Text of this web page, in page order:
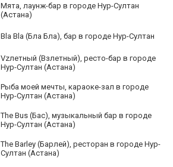
Мята, лаунж-бар в городе Нур-Султан
(Астана)
Bla Bla (Бла Бла), бар в городе Нур-Султан
Vzлетный (Взлетный), ресто-бар в городе
Нур-Султан (Астана)
Рыба моей мечты, караоке-зал в городе
Нур-Султан (Астана)
The Bus (Бас), музыкальный бар в городе
Нур-Султан (Астана)
The Barley (Барлей), ресторан в городе Нур-
Султан (Астана)